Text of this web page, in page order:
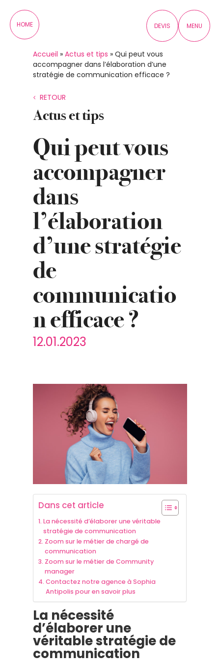
HOME DEVIS MENU
Accueil »Actus et tips »Qui peut vous
accompagner dans l’élaboration d’une
stratégie de communication efficace ?
RETOUR
Actus et tips
Qui peut vous
accompagner
dans
l’élaboration
d’une stratégie
de
communicatio
n efficace ?
12.01.2023
Dans cet article
La nécessité d’élaborer une véritable
stratégie de communication
Zoom sur le métier de chargé de
communication
Zoom sur le métier de Community
manager
Contactez notre agence à Sophia
Antipolis pour en savoir plus
La nécessité
d’élaborer une
véritable stratégie de
communication